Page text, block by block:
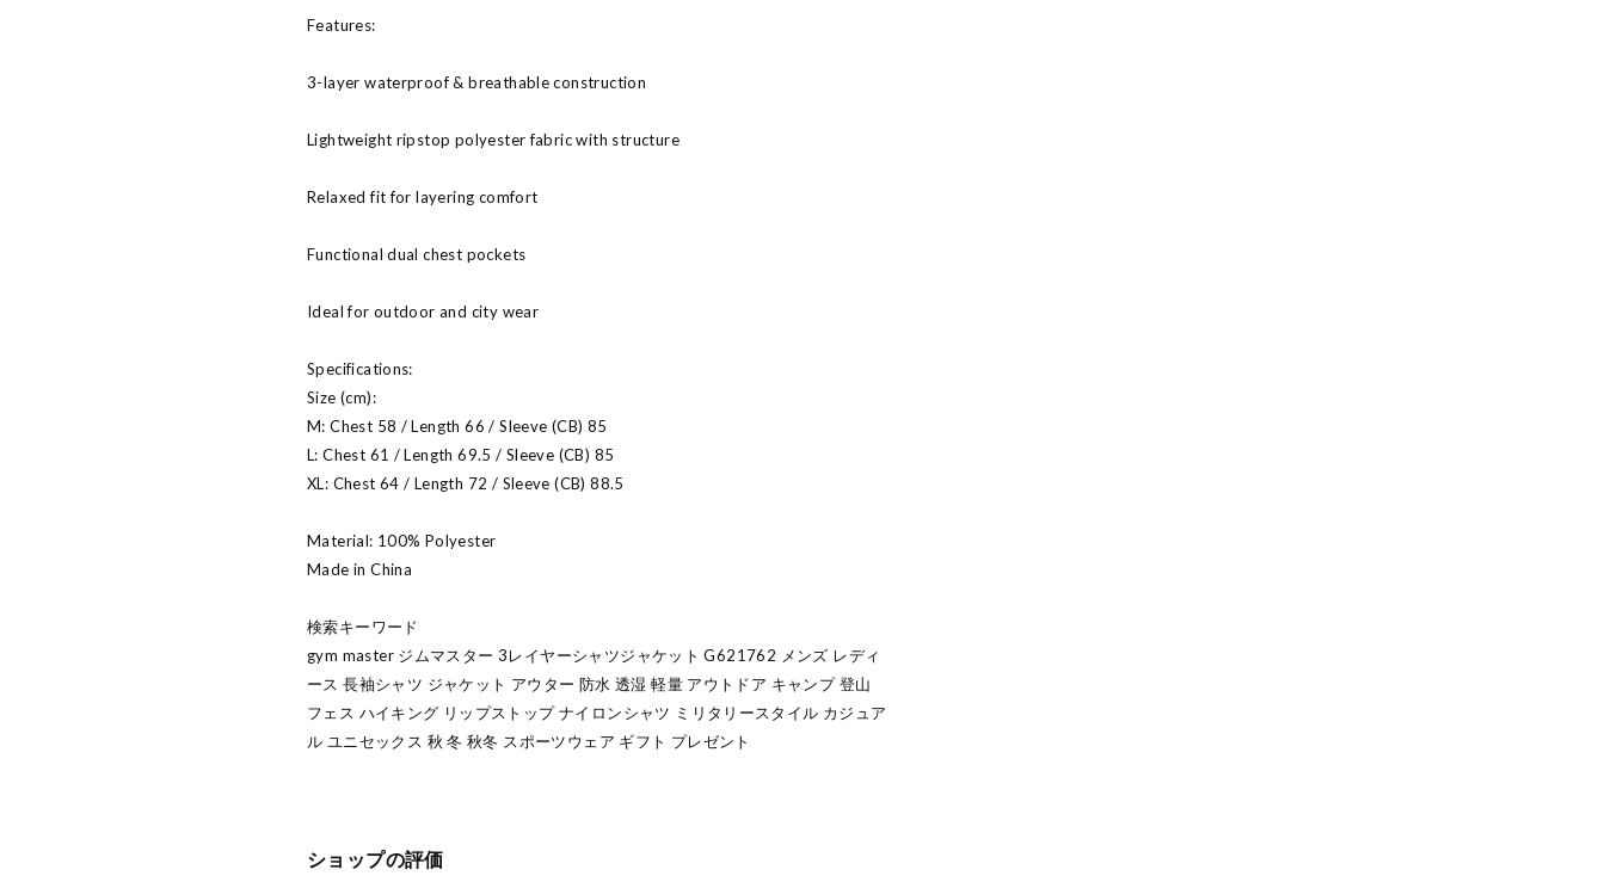
Features:
3-layer waterproof & breathable construction
Lightweight ripstop polyester fabric with structure
Relaxed fit for layering comfort
Functional dual chest pockets
Ideal for outdoor and city wear
Specifications:
Size (cm):
M: Chest 58 / Length 66 / Sleeve (CB) 85
L: Chest 61 / Length 69.5 / Sleeve (CB) 85
XL: Chest 64 / Length 72 / Sleeve (CB) 88.5
Material: 100% Polyester
Made in China
検索キーワード
gym master ジムマスター 3レイヤーシャツジャケット G621762 メンズ レディ
ース 長袖シャツ ジャケット アウター 防水 透湿 軽量 アウトドア キャンプ 登山
フェス ハイキング リップストップ ナイロンシャツ ミリタリースタイル カジュア
ル ユニセックス 秋 冬 秋冬 スポーツウェア ギフト プレゼント
ショップの評価